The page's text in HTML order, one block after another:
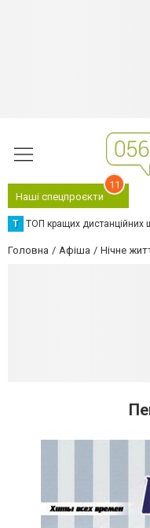
Наші спецпроєкти
11
Т ТОП кращих дистанційних
Головна Афіша Нічне